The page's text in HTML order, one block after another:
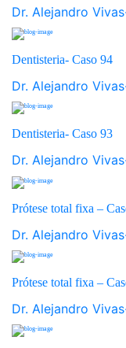
Dr. Alejandro
Dentisteria- Caso 94
Dr. Alejandro
Dentisteria- Caso 93
Dr. Alejandro
Prótese total fixa –
Dr. Alejandro
Prótese total fixa –
Dr. Alejandro